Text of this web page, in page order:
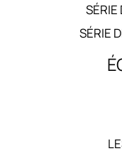
SÉRIE
SÉRIE